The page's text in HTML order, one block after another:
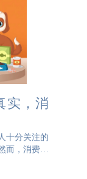
实，消
十分关注的
而，消费者
企业赢得消